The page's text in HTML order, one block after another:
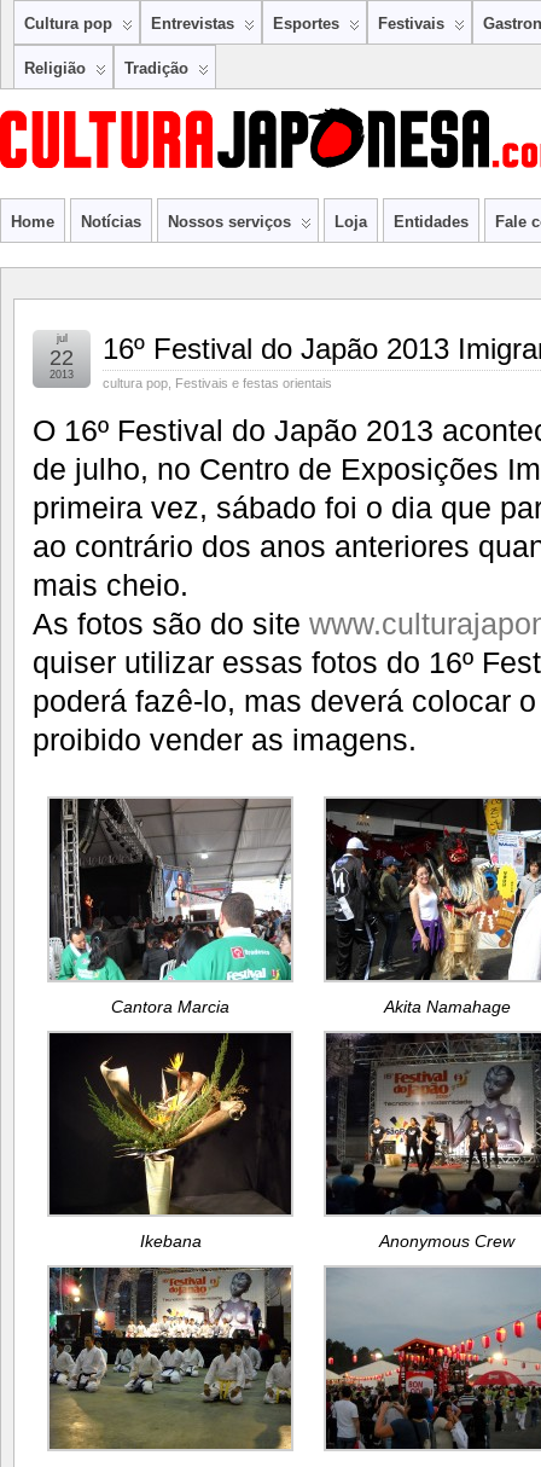
Cultura pop Entrevistas Esportes Festivais
Religião Tradição
Home Notícias Nossos serviços Loja Entidades Fale
16º Festival do Japão 2013
cultura pop Festivais e festas orientais
jul
22
2013
O 16º Festival do Japão 2013
de julho, no Centro de Exposições
primeira vez, sábado foi o dia que
ao contrário dos anos anteriores
mais cheio.
As fotos são do site
quiser utilizar essas fotos do 16º
poderá fazê-lo, mas deverá colocar
proibido vender as imagens.
Cantora Marcia Akita Namahage
Ikebana Anonymous Crew